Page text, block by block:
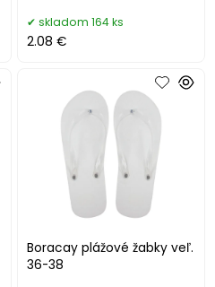
skladom 164 ks
2.08 €
Boracay plážové žabky veľ.
36-38